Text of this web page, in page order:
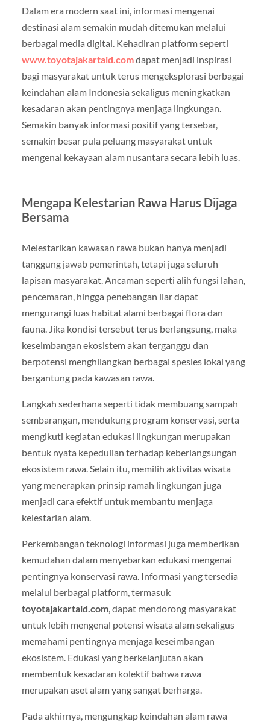
Dalam era modern saat ini, informasi mengenai
destinasi alam semakin mudah ditemukan melalui
berbagai media digital. Kehadiran platform seperti
www.toyotajakartaid.comdapat menjadi inspirasi
bagi masyarakat untuk terus mengeksplorasi berbagai
keindahan alam Indonesia sekaligus meningkatkan
kesadaran akan pentingnya menjaga lingkungan.
Semakin banyak informasi positif yang tersebar,
semakin besar pula peluang masyarakat untuk
mengenal kekayaan alam nusantara secara lebih luas.
Mengapa Kelestarian Rawa Harus Dijaga
Bersama
Melestarikan kawasan rawa bukan hanya menjadi
tanggung jawab pemerintah, tetapi juga seluruh
lapisan masyarakat. Ancaman seperti alih fungsi lahan,
pencemaran, hingga penebangan liar dapat
mengurangi luas habitat alami berbagai flora dan
fauna. Jika kondisi tersebut terus berlangsung, maka
keseimbangan ekosistem akan terganggu dan
berpotensi menghilangkan berbagai spesies lokal yang
bergantung pada kawasan rawa.
Langkah sederhana seperti tidak membuang sampah
sembarangan, mendukung program konservasi, serta
mengikuti kegiatan edukasi lingkungan merupakan
bentuk nyata kepedulian terhadap keberlangsungan
ekosistem rawa. Selain itu, memilih aktivitas wisata
yang menerapkan prinsip ramah lingkungan juga
menjadi cara efektif untuk membantu menjaga
kelestarian alam.
Perkembangan teknologi informasi juga memberikan
kemudahan dalam menyebarkan edukasi mengenai
pentingnya konservasi rawa. Informasi yang tersedia
melalui berbagai platform, termasuk
toyotajakartaid.com, dapat mendorong masyarakat
untuk lebih mengenal potensi wisata alam sekaligus
memahami pentingnya menjaga keseimbangan
ekosistem. Edukasi yang berkelanjutan akan
membentuk kesadaran kolektif bahwa rawa
merupakan aset alam yang sangat berharga.
Pada akhirnya, mengungkap keindahan alam rawa